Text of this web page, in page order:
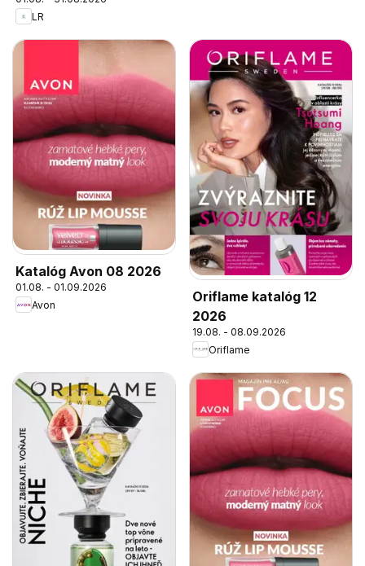
LR
Katalóg Avon 08 2026
01.08. - 01.09.2026
Avon
Oriflame katalóg 12
2026
19.08. - 08.09.2026
Oriflame